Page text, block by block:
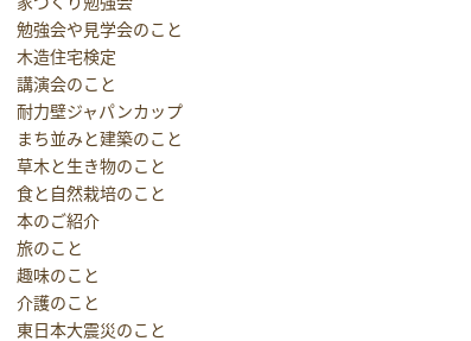
勉強会や見学会のこと
木造住宅検定
講演会のこと
耐力壁ジャパンカップ
まち並みと建築のこと
草木と生き物のこと
食と自然栽培のこと
本のご紹介
旅のこと
趣味のこと
介護のこと
東日本大震災のこと